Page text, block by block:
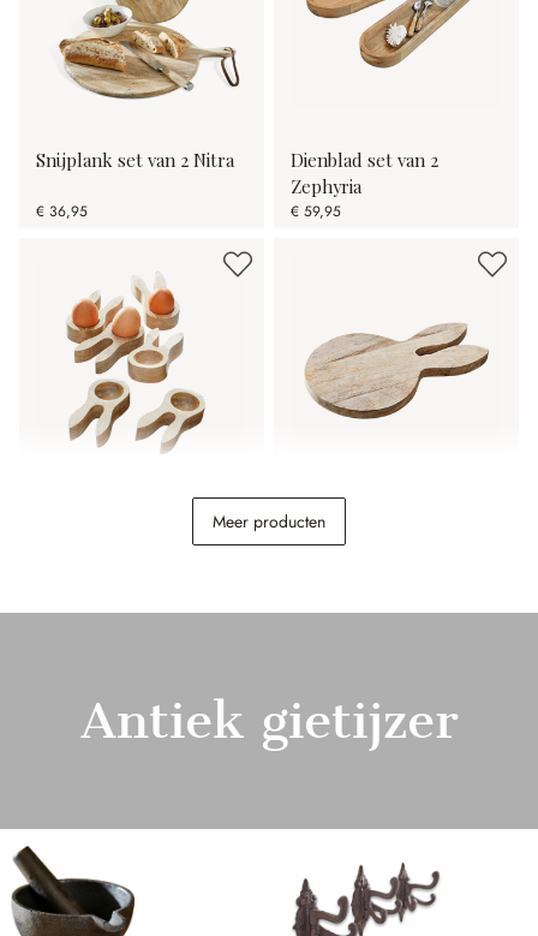
Snijplank set van 2 Nitra
€ 36,95
Dienblad set van 2
Zephyria
€ 59,95
Eierdopje set van 6 Nante Snijplank Nante
Meer producten
Antiek gietijzer